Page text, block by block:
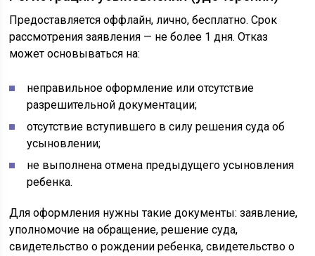
Предоставляется оффлайн, лично, бесплатно. Срок
рассмотрения заявления — не более 1 дня. Отказ
может основываться на:
неправильное оформление или отсутствие
разрешительной документации;
отсутствие вступившего в силу решения суда об
усыновлении;
не выполнена отмена предыдущего усыновления
ребенка.
Для оформления нужны такие документы: заявление,
уполномочие на обращение, решение суда,
свидетельство о рождении ребенка, свидетельство о